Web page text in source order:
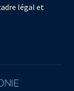
légal et